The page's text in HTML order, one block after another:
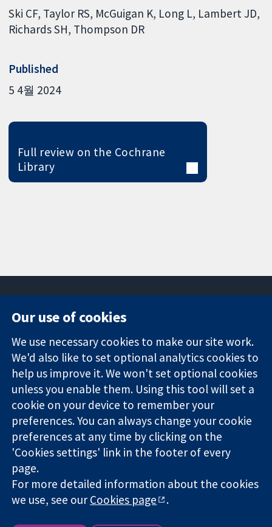
Ski CF Taylor RS McGuigan K Long L Lambert JD
Richards SH Thompson DR
Published
5 4월 2024
Full review on the Cochrane
Library
Trusted
evidence.
Informed
decisions.
Better health.
Square
London
W1G 0AN
영국
News
Press office
About us
작업
Cochrane
Library
The Cochrane Collaboration is a charity (no. 1045921) and a
company limited by guarantee (no. 03044323) registered in
England & Wales. VAT registration number GB 718 2127 49.
Copyright © 2026 The Cochrane Collaboration
Website Terms & Conditions|Disclaimer
Our use of cookies
We use necessary cookies to make our site work.
We'd also like to set optional analytics cookies to
help us improve it. We won't set optional cookies
unless you enable them. Using this tool will set a
cookie on your device to remember your
preferences. You can always change your cookie
preferences at any time by clicking on the
'Cookies settings' link in the footer of every
page.
For more detailed information about the cookies
we use, see ourCookies page .